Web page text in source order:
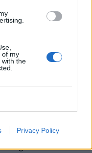
of my
with the
Privacy Policy
a belső burkolat
belső elektromos-,
felújítást,
nyilvántartási
a korszerűsítés
áig, valamint
áig.